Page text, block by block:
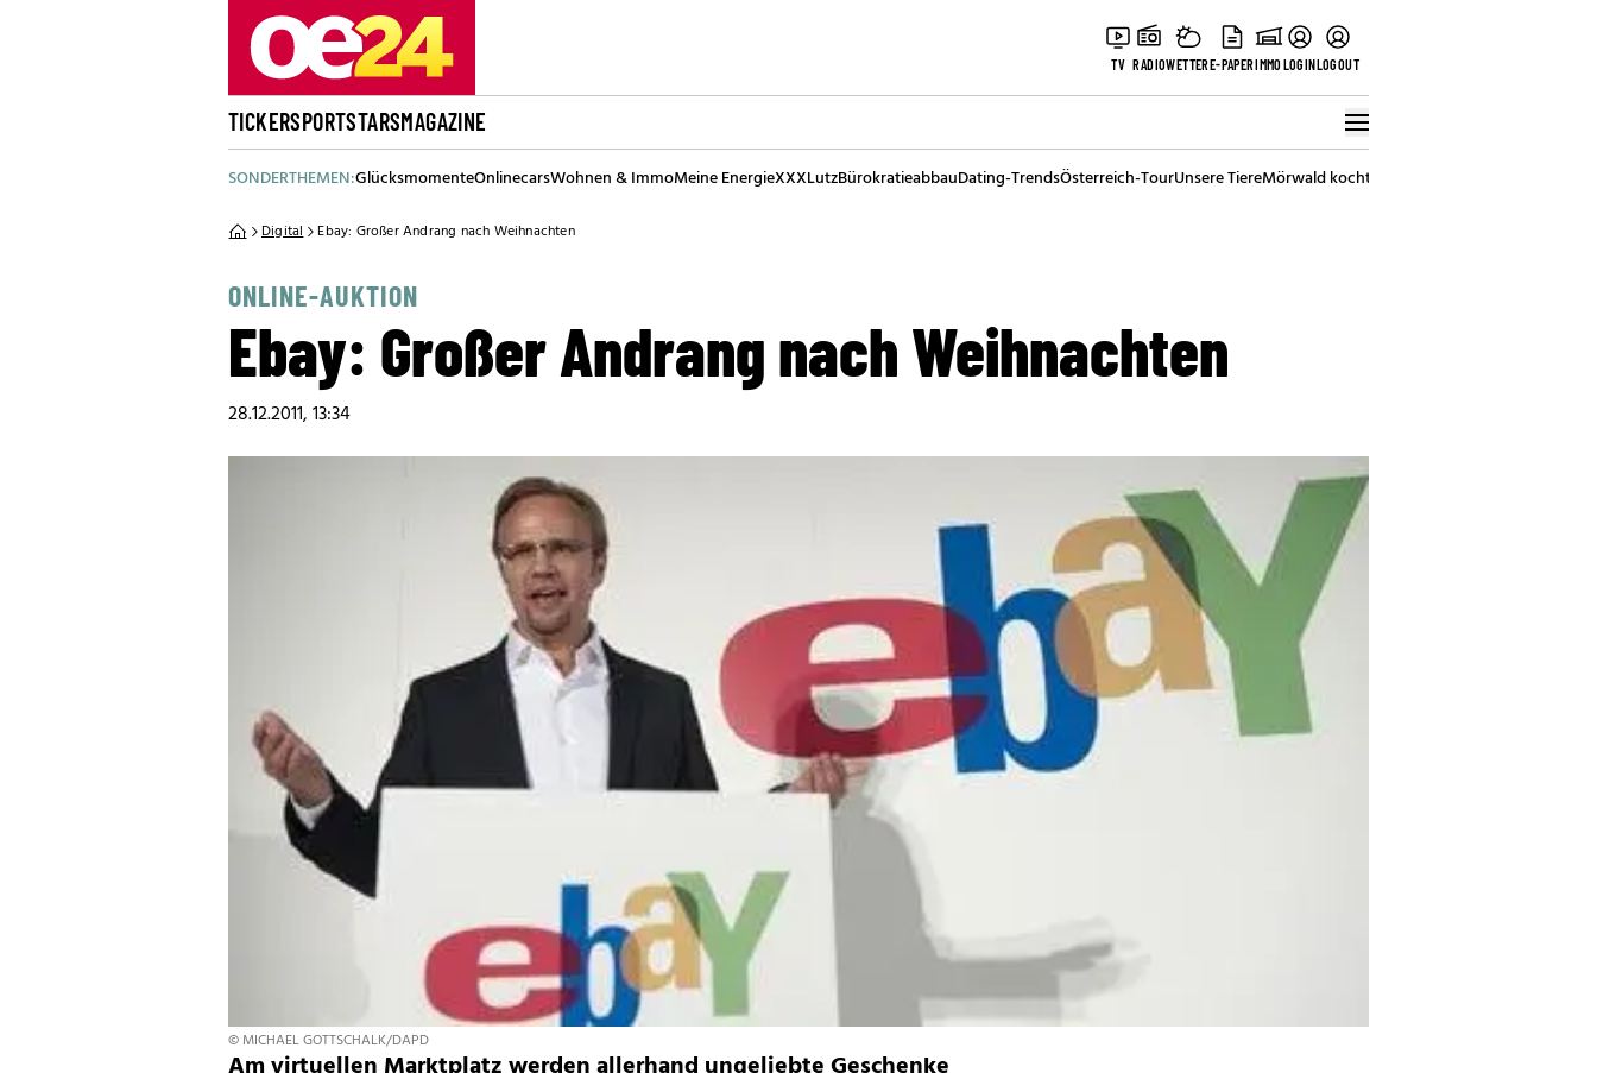
TV RADIOWETTERE-PAPERIMMOLOGINLOGOUT
TICKERSPORTSTARSMAGAZINE
SONDERTHEMEN:GlücksmomenteOnlinecarsWohnen & ImmoMeine EnergieXXXLutzBürokratieabbauDating-TrendsÖsterreich-TourUnsere TiereMörwald kocht
Digital Ebay: Großer Andrang nach Weihnachten
ONLINE-AUKTION
Ebay: Großer Andrang nach Weihnachten
28.12.2011, 13:34
© MICHAEL GOTTSCHALK/DAPD